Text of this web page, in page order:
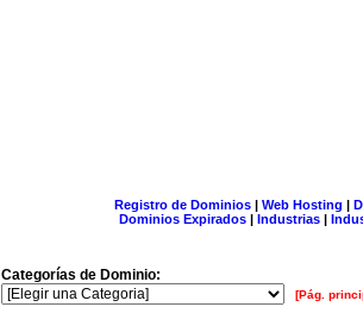
Registro de Dominios| Web Hosting |
Dominios Expirados | Industrias |
Categorías de Dominio:
[Pág.